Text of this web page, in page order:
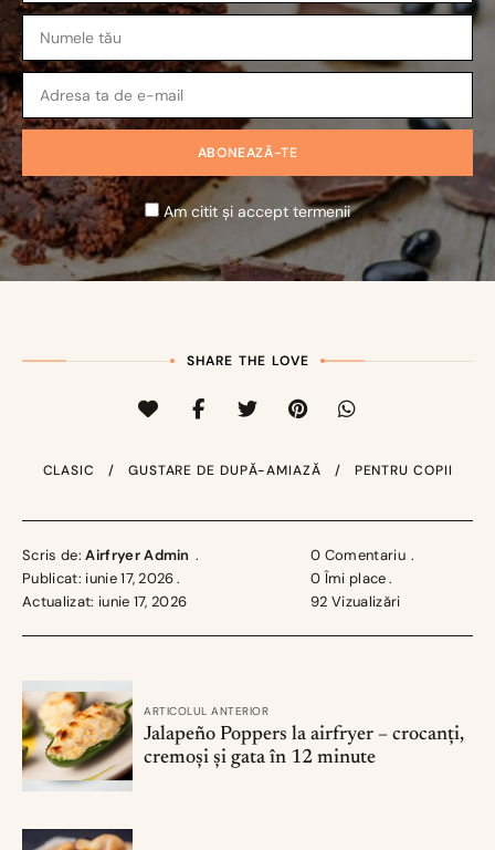
Am citit și accept termenii
SHARE THE LOVE
CLASIC GUSTARE DE DUPĂ-AMIAZĂ PENTRU COPII
Scris de:Airfryer Admin
Publicat: iunie 17, 2026
Actualizat: iunie 17, 2026
0 Comentariu
0 Îmi place
92 Vizualizări
ARTICOLUL ANTERIOR
Jalapeño Poppers la airfryer – crocanți,
cremoși și gata în 12 minute